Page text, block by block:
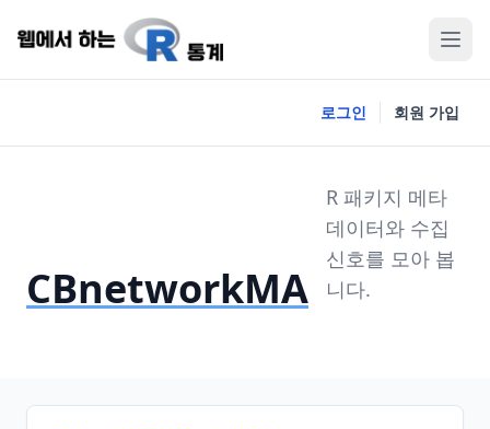
로그인 회원 가입
CBnetworkMA
R 패키지 메타
데이터와 수집
신호를 모아 봅
니다.